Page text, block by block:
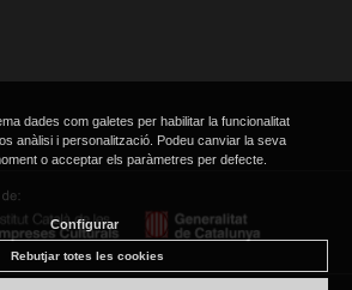
dades com galetes per habilitar la funcionalitat
anàlisi i personalització. Podeu canviar la seva
o acceptar els paràmetres per defecte.
Configurar
Rebutjar totes les cookies